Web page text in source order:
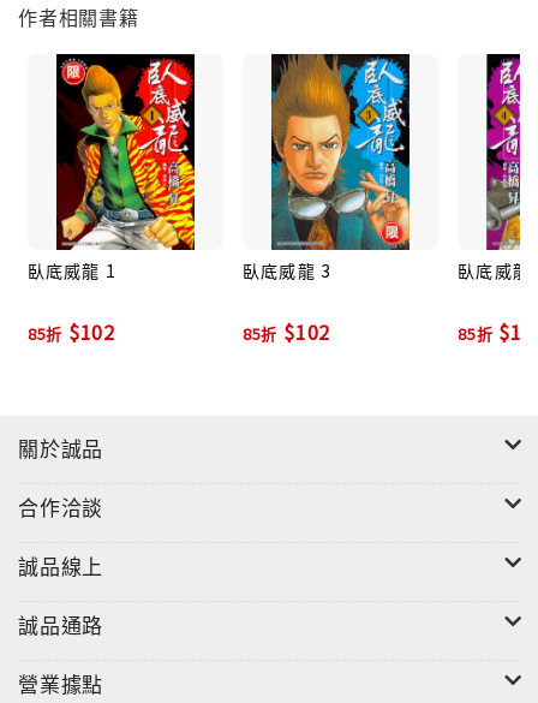
作者相關書籍
臥底威龍 1
85折 $102
臥底威龍 3
85折 $102
臥底威龍
85折
關於誠品
合作洽談
誠品線上
誠品通路
營業據點